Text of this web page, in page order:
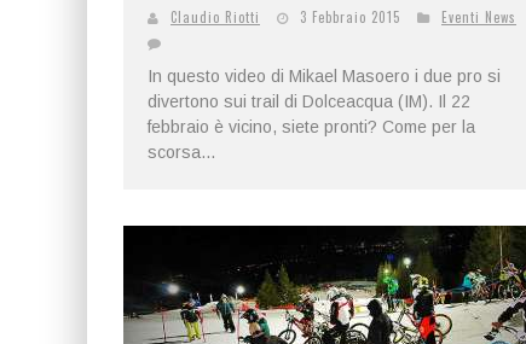
Claudio Riotti 3 Febbraio 2015 Eventi News
In questo video di Mikael Masoero i due pro si
divertono sui trail di Dolceacqua (IM). Il 22
febbraio è vicino, siete pronti? Come per la
scorsa...